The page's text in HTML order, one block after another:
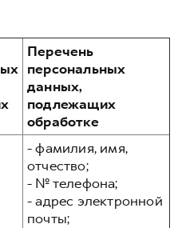
Перечень
персональных
данных,
подлежащих
обработке
- фамилия, имя,
отчество;
- № телефона;
- адрес электронной
почты;